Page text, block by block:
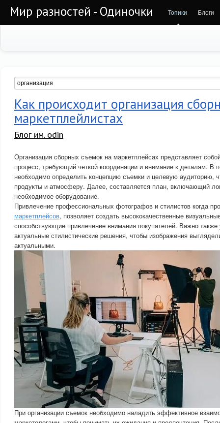
Мир разностей - Одиночки Топики Блоги
Как происходит организация
маркетплейлистах
Блог им. odin
Организация сборных съемок на маркетплейсах представляет
процесс, требующий четкой координации и внимание к деталям. В
необходимо определить концепцию съемки и целевую аудиторию,
продукты и атмосферу. Далее, составляется план, включающий
необходимое оборудование.
Привлечение профессиональных фотографов и стилистов когда
маркетплейсов, позволяет создать высококачественные
способствующие привлечение внимания покупателей. Важно
актуальные стилистические решения, чтобы изображения
актуальными.
При организации съемок необходимо наладить эффективное